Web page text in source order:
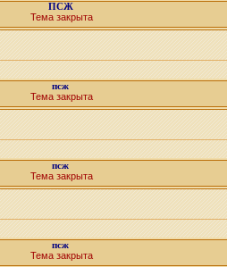
ПСЖ
Тема закрыта
псж
Тема закрыта
псж
Тема закрыта
псж
Тема закрыта